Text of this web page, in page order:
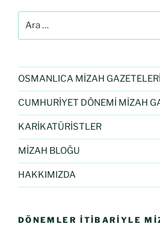
OSMANLICA MİZAH GAZETELERİ
CUMHURİYET DÖNEMİ MİZAH
KARİKATÜRİSTLER
MİZAH BLOĞU
HAKKIMIZDA
DÖNEMLER İTIBARIYLE